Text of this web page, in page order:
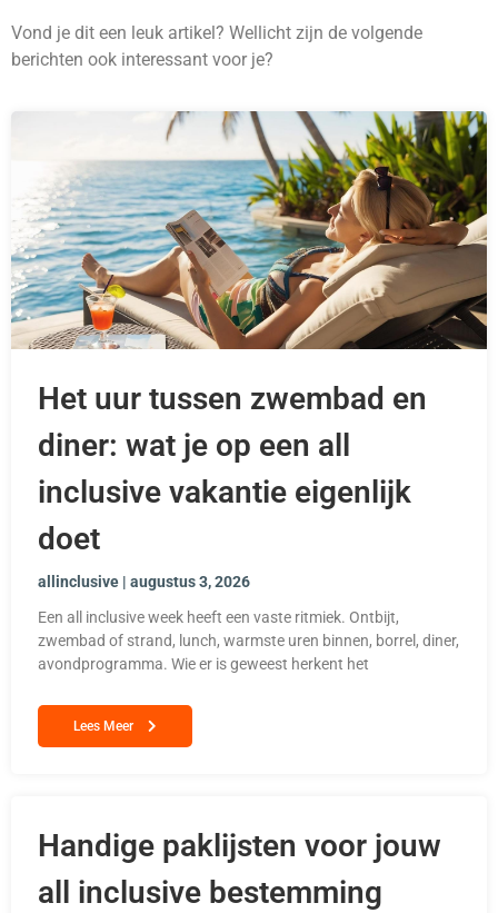
Vond je dit een leuk artikel? Wellicht zijn de volgende
berichten ook interessant voor je?
Het uur tussen zwembad en
diner: wat je op een all
inclusive vakantie eigenlijk
doet
allinclusive
augustus 3, 2026
Een all inclusive week heeft een vaste ritmiek. Ontbijt,
zwembad of strand, lunch, warmste uren binnen, borrel, diner,
avondprogramma. Wie er is geweest herkent het
Lees Meer
Handige paklijsten voor jouw
all inclusive bestemming